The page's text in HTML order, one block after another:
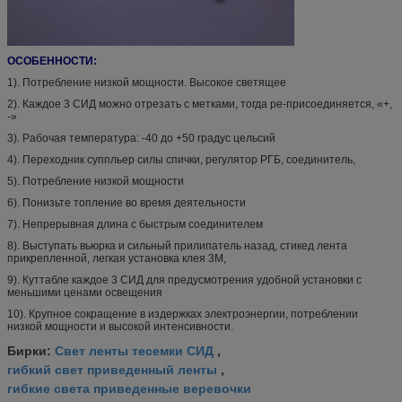
ОСОБЕННОСТИ:
1). Потребление низкой мощности. Высокое светящее
2). Каждое 3 СИД можно отрезать с метками, тогда ре-присоединяется, «+,
-»
3). Рабочая температура: -40 до +50 градус цельсий
4). Переходник суппльер силы спички, регулятор РГБ, соединитель,
5). Потребление низкой мощности
6). Понизьте топление во время деятельности
7). Непрерывная длина с быстрым соединителем
8). Выступать вьюрка и сильный прилипатель назад, стикед лента
прикрепленной, легкая установка клея 3М,
9). Куттабле каждое 3 СИД для предусмотрения удобной установки с
меньшими ценами освещения
10). Крупное сокращение в издержках электроэнергии, потреблении
низкой мощности и высокой интенсивности.
Бирки: Свет ленты тесемки СИД ,
гибкий свет приведенный ленты ,
гибкие света приведенные веревочки